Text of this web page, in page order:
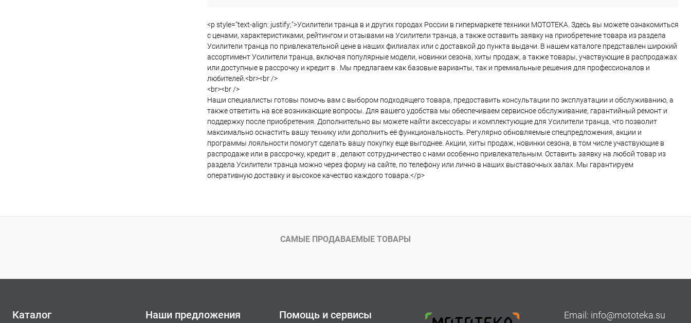
<p style="text-align: justify;">Усилители транца в и других городах России в гипермаркете техники МОТОТЕКА. Здесь вы можете ознакомиться
с ценами, характеристиками, рейтингом и отзывами на Усилители транца, а также оставить заявку на приобретение товара из раздела
Усилители транца по привлекательной цене в наших филиалах или с доставкой до пункта выдачи. В нашем каталоге представлен широкий
ассортимент Усилители транца, включая популярные модели, новинки сезона, хиты продаж, а также товары, участвующие в распродажах
или доступные в рассрочку и кредит в . Мы предлагаем как базовые варианты, так и премиальные решения для профессионалов и
любителей.<br><br />
<br><br />
Наши специалисты готовы помочь вам с выбором подходящего товара, предоставить консультации по эксплуатации и обслуживанию, а
также ответить на все возникающие вопросы. Для вашего удобства мы обеспечиваем сервисное обслуживание, гарантийный ремонт и
поддержку после приобретения. Дополнительно вы можете найти аксессуары и комплектующие для Усилители транца, что позволит
максимально оснастить вашу технику или дополнить её функциональность. Регулярно обновляемые спецпредложения, акции и
программы лояльности помогут сделать вашу покупку еще выгоднее. Акции, хиты продаж, новинки сезона, в том числе участвующие в
распродаже или в рассрочку, кредит в , делают сотрудничество с нами особенно привлекательным. Оставить заявку на любой товар из
раздела Усилители транца можно через форму на сайте, по телефону или лично в наших выставочных залах. Мы гарантируем
оперативную доставку и высокое качество каждого товара.</p>
САМЫЕ ПРОДАВАЕМЫЕ ТОВАРЫ
Каталог Наши предложения Помощь и сервисы Email: info@mototeka.su